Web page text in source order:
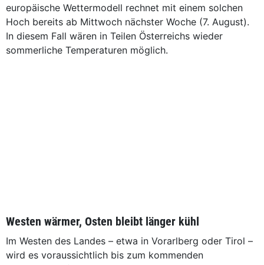
europäische Wettermodell rechnet mit einem solchen
Hoch bereits ab Mittwoch nächster Woche (7. August).
In diesem Fall wären in Teilen Österreichs wieder
sommerliche Temperaturen möglich.
Westen wärmer, Osten bleibt länger kühl
Im Westen des Landes – etwa in Vorarlberg oder Tirol –
wird es voraussichtlich bis zum kommenden